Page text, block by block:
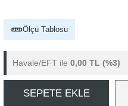
Ölçü Tablosu
Havale/EFT ile 0,00 TL (%3)
SEPETE EKLE